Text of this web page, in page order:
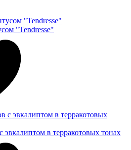
"Tendresse"
эвкалиптом в терракотовых тонах